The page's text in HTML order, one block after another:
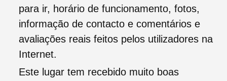
para ir, horário de funcionamento, fotos,
informação de contacto e comentários e
avaliações reais feitos pelos utilizadores na
Internet.
Este lugar tem recebido muito boas